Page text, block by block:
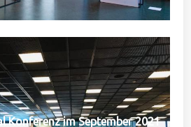
Konferenz im September 2021